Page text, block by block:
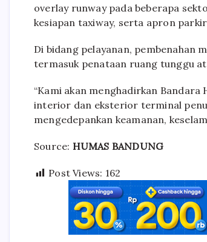
overlay runway pada beberapa
kesiapan taxiway, serta apron parkir
Di bidang pelayanan, pembenahan
termasuk penataan ruang tunggu
“Kami akan menghadirkan Bandara
interior dan eksterior terminal
mengedepankan keamanan,
Source: HUMAS BANDUNG
Post Views: 162